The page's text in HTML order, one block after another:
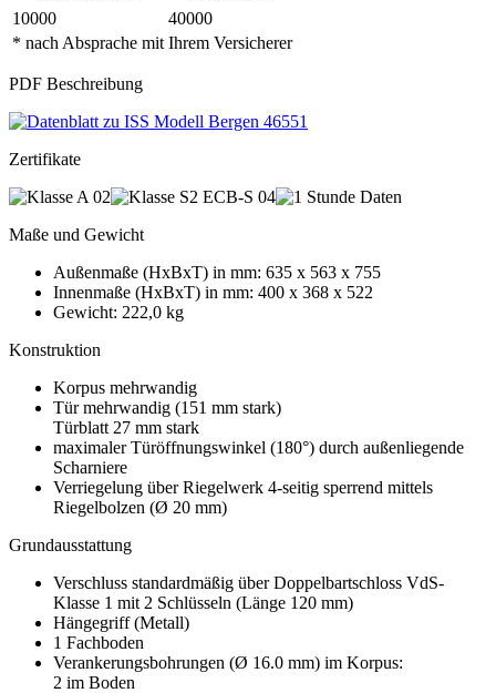
* nach Absprache mit Ihrem Versicherer
10000 40000
PDF Beschreibung
Zertifikate
Maße und Gewicht
Außenmaße (HxBxT) in mm: 635 x 563 x 755
Innenmaße (HxBxT) in mm: 400 x 368 x 522
Gewicht: 222,0 kg
Konstruktion
Korpus mehrwandig
Tür mehrwandig (151 mm stark)
Türblatt 27 mm stark
maximaler Türöffnungswinkel (180°) durch außenliegende
Scharniere
Verriegelung über Riegelwerk 4-seitig sperrend mittels
Riegelbolzen (Ø 20 mm)
Grundausstattung
Verschluss standardmäßig über Doppelbartschloss VdS-
Klasse 1 mit 2 Schlüsseln (Länge 120 mm)
Hängegriff (Metall)
1 Fachboden
Verankerungsbohrungen (Ø 16.0 mm) im Korpus:
2 im Boden